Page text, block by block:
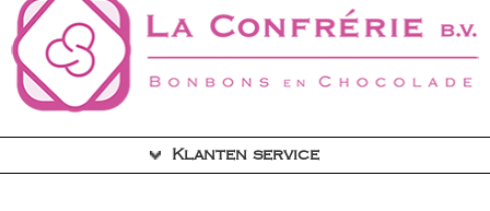
Klanten service